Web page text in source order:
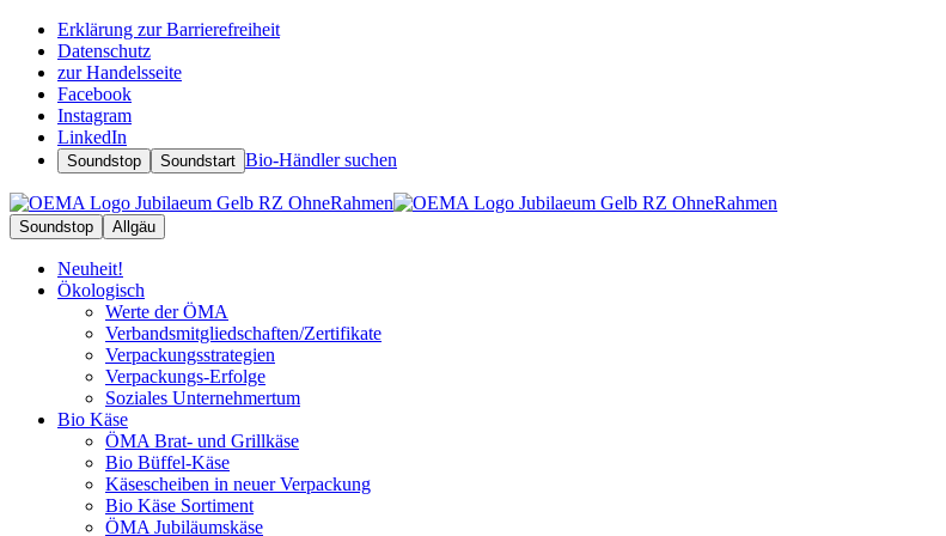
Erklärung zur Barrierefreiheit
Datenschutz
zur Handelsseite
Facebook
Instagram
LinkedIn
Soundstop Soundstart Bio-Händler suchen
Soundstop Allgäu
Neuheit!
Ökologisch
Werte der ÖMA
Verbandsmitgliedschaften/Zertifikate
Verpackungsstrategien
Verpackungs-Erfolge
Soziales Unternehmertum
Bio Käse
ÖMA Brat- und Grillkäse
Bio Büffel-Käse
Käsescheiben in neuer Verpackung
Bio Käse Sortiment
ÖMA Jubiläumskäse